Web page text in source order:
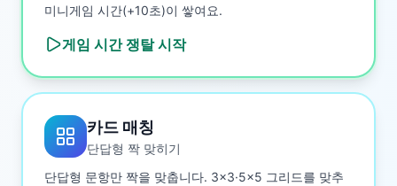
미니게임 시간(+10초)이 쌓여요.
게임 시간 쟁탈시작
카드 매칭
단답형 짝 맞히기
단답형 문항만 짝을 맞춥니다. 3×3·5×5 그리드를 맞추